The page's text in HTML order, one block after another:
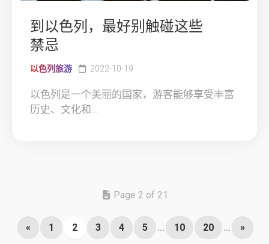
到以色列，最好别触碰这些
禁忌
以色列旅游 2022-10-19
以色列是一个美丽的国家，游客能够享受丰富
历史、文化和...
Page 2 of 21
« 1 2 3 4 5 ... 10 20 ... »